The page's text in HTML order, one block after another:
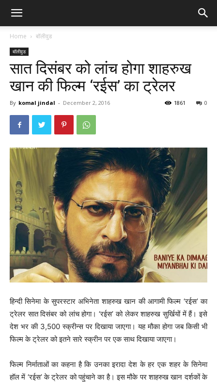
Home बॉलीवुड
बॉलीवुड
सात दिसंबर को लांच होगा शाहरुख
खान की फिल्म ‘रईस’ का ट्रेलर
By komal jindal - December 2, 2016 0
1861
हिन्दी सिनेमा के सुपरस्टार अभिनेता शाहरुख खान की आगामी फिल्म ‘रईस’ का
ट्रेलर सात दिसंबर को लांच होगा। ‘रईस’ को लेकर शाहरुख सुर्खियों में हैं। इसे
देश भर की 3,500 स्क्रीन्स पर दिखाया जाएगा। यह मौका होगा जब किसी भी
फिल्म के ट्रेलर को इतने सारे स्क्रीन पर एक साथ दिखाया जाएगा।
फिल्म निर्माताओं का कहना है कि उनका इरादा देश के हर एक शहर के सिनेमा
हॉल में ‘रईस’ के ट्रेलर को पहुंचाने का है। इस मौके पर शाहरुख खान दर्शकों के